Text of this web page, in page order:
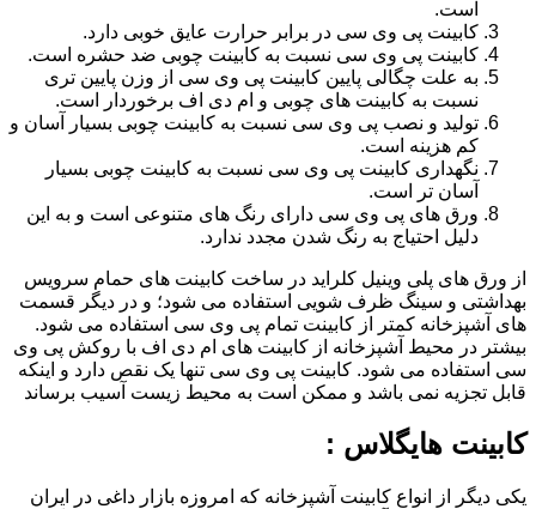
است.
کابینت پی وی سی در برابر حرارت عایق خوبی دارد.
کابینت پی وی سی نسبت به کابینت چوبی ضد حشره است.
به علت چگالی پایین کابینت پی وی سی از وزن پایین تری
نسبت به کابینت های چوبی و ام دی اف برخوردار است.
تولید و نصب پی وی سی نسبت به کابینت چوبی بسیار آسان و
کم هزینه است.
نگهداری کابینت پی وی سی نسبت به کابینت چوبی بسیار
آسان تر است.
ورق های پی وی سی دارای رنگ های متنوعی است و به این
دلیل احتیاج به رنگ شدن مجدد ندارد.
از ورق های پلی وینیل کلراید در ساخت کابینت های حمام سرویس
بهداشتی و سینگ ظرف شویی استفاده می شود؛ و در دیگر قسمت
های آشپزخانه کمتر از کابینت تمام پی وی سی استفاده می شود.
بیشتر در محیط آشپزخانه از کابینت های ام دی اف با روکش پی وی
سی استفاده می شود. کابینت پی وی سی تنها یک نقص دارد و اینکه
قابل تجزیه نمی باشد و ممکن است به محیط زیست آسیب برساند
کابینت هایگلاس :
یکی دیگر از انواع کابینت آشپزخانه که امروزه بازار داغی در ایران